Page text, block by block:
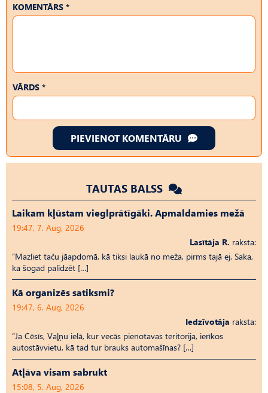
KOMENTĀRS *
VĀRDS *
PIEVIENOT KOMENTĀRU
TAUTAS BALSS
Laikam kļūstam vieglprātīgāki. Apmaldamies mežā
19:47, 7. Aug, 2026
Lasītāja R. raksta:
“Mazliet taču jāapdomā, kā tiksi laukā no meža, pirms tajā ej. Saka,
ka šogad palīdzēt […]
Kā organizēs satiksmi?
19:47, 6. Aug, 2026
Iedzīvotāja raksta:
“Ja Cēsīs, Vaļņu ielā, kur vecās pienotavas teritorija, ierīkos
autostāvvietu, kā tad tur brauks automašīnas? […]
Atļāva visam sabrukt
15:08, 5. Aug, 2026